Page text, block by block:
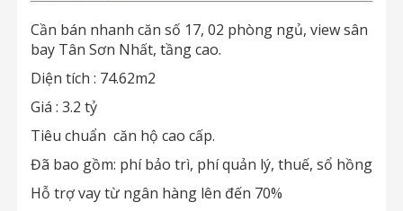
Cần bán nhanh căn số 17, 02 phòng ngủ, view sân
bay Tân Sơn Nhất, tầng cao.
Diện tích : 74.62m2
Giá : 3.2 tỷ
Tiêu chuẩn căn hộ cao cấp.
Đã bao gồm: phí bảo trì, phí quản lý, thuế, sổ hồng
Hỗ trợ vay từ ngân hàng lên đến 70%